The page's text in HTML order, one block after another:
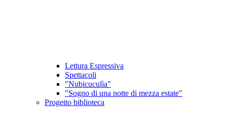
Lettura Espressiva
Spettacoli
"Nubicuculìa"
"Sogno di una notte di mezza estate"
Progetto biblioteca